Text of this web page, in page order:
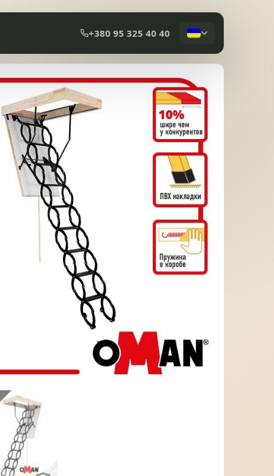
+380 95 325 40 40
КОМПОЗИТНА ЧЕРЕПИЦЯ
МЕМБРАННА ПОКРІВЛЯ
МІДНА ПОКРІВЛЯ